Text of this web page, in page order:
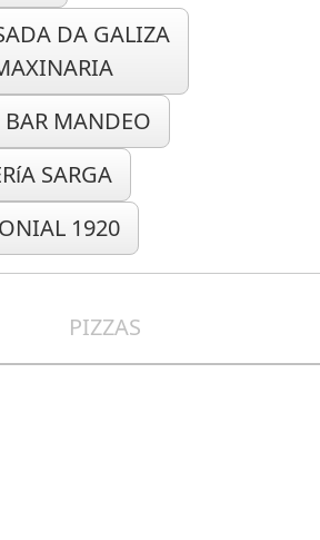
DA GALIZA
BAR MANDEO
SARGA
1920
PIZZAS